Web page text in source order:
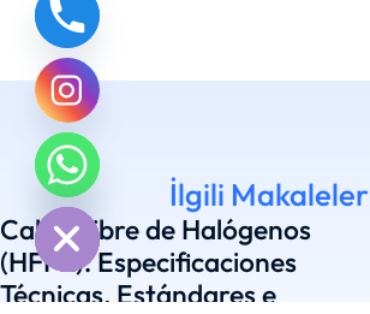
İlgili Makaleler
Cable Libre de Halógenos
(HFFR): Especificaciones
Técnicas, Estándares e
Hide
chaty